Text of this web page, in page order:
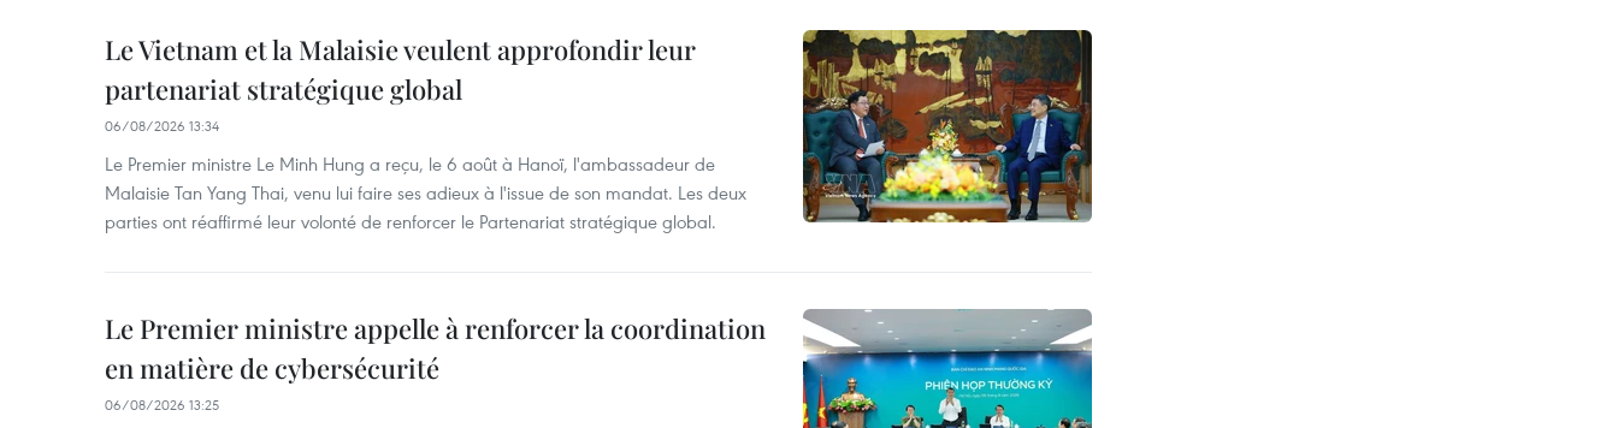
Le Vietnam et la Malaisie veulent approfondir leur
partenariat stratégique global
06/08/2026 13:34
Le Premier ministre Le Minh Hung a reçu, le 6 août à Hanoï, l'ambassadeur de
Malaisie Tan Yang Thai, venu lui faire ses adieux à l'issue de son mandat. Les deux
parties ont réaffirmé leur volonté de renforcer le Partenariat stratégique global.
Le Premier ministre appelle à renforcer la coordination
en matière de cybersécurité
06/08/2026 13:25